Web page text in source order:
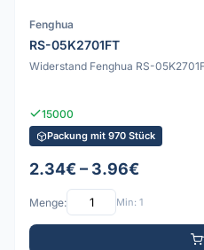
Fenghua
RS-05K2701FT
Widerstand Fenghua RS-
15000
Packung mit 970 Stück
2.34€ – 3.96€
Menge: Min: 1